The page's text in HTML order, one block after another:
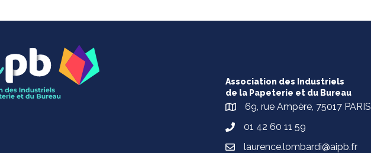
Association des Industriels
de la Papeterie et du Bureau
69, rue Ampère, 75017 PARIS
01 42 60 11 59
laurence.lombardi@aipb.fr